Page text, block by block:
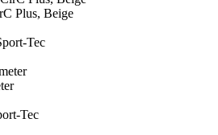
Plus, Beige
Tec
Tec